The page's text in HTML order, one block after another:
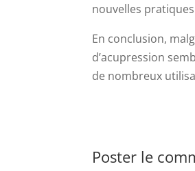
nouvelles
En conclusion,
d’acupression
de nombreux
Poster le